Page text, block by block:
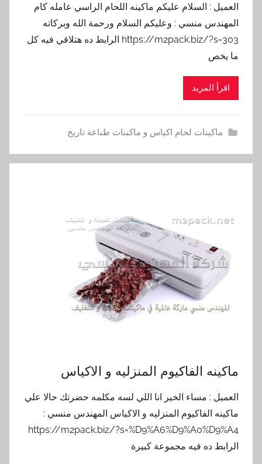
العميل : السلام عليكم ماكينه اللحام الراسي عامله كام
المهندس منسي : وعليكم السلام ورحمة الله وبركاته
https://m2pack.biz/?s=303 الرابط ده هتلاقي فيه كل
ما يخص
اقرأ المزيد
ماكينات لحام اكياس و ماكينات طباعة تاريخ
ماكينه الفاكيوم المنزليه و الاكياس
العميل : مساء الخير انا اللي لسه مكلمه حضرتك حالا علي
ماكينه الفاكيوم المنزليه و الاكياس المهندس منسي :
https://m2pack.biz/?s=%D9%A6%D9%A0%D9%A4
الرابط ده فيه مجموعة كبيرة